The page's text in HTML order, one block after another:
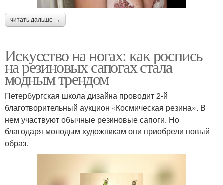
читать дальше →
Искусство на ногах: как роспись
на резиновых сапогах стала
модным трендом
Петербургская школа дизайна проводит 2-й
благотворительный аукцион «Космическая резина». В
нем участвуют обычные резиновые сапоги. Но
благодаря молодым художникам они приобрели новый
образ.